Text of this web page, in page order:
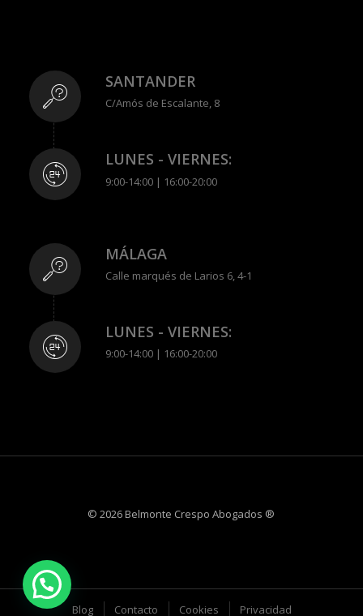
SANTANDER
C/Amós de Escalante, 8
LUNES - VIERNES:
9:00-14:00 | 16:00-20:00
MÁLAGA
Calle marqués de Larios 6, 4-1
LUNES - VIERNES:
9:00-14:00 | 16:00-20:00
© 2026 Belmonte Crespo Abogados ®
Blog Contacto Cookies Privacidad